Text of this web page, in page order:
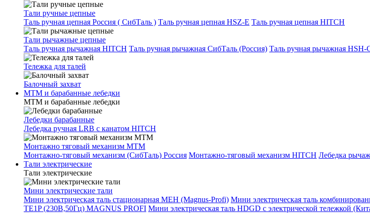
Тали ручные цепные
Таль ручная цепная Россия ( СибТаль ) Таль ручная цепная HSZ-E Таль ручная цепная HITCH
Тали рычажные цепные
Таль ручная рычажная HITCH Таль ручная рычажная СибТаль (Россия) Таль ручная рычажная
Тележка для талей
Балочный захват
МТМ и барабанные лебедки
МТМ и барабанные лебедки
Лебедки барабанные
Лебедка ручная LRB с канатом HITCH
Монтажно тяговый механизм МТМ
Монтажно-тяговый механизм (СибТаль) Россия Монтажно-тяговый механизм HITCH Лебедка
Тали электрические
Тали электрические
Мини электрические тали
Мини электрическая таль стационарная МЕН (Magnus-Profi) Мини электрическая таль
TE1P (230В,50Гц) MAGNUS PROFI Мини электрическая таль HDGD с электрической тележкой